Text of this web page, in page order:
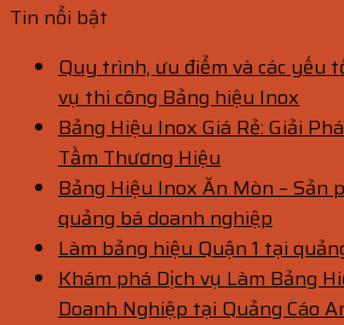
Tin nổi bật
Quy trình, ưu điểm và các yếu
vụ thi công Bảng hiệu Inox
Bảng Hiệu Inox Giá Rẻ: Giải
Tầm Thương Hiệu
Bảng Hiệu Inox Ăn Mòn – Sản
quảng bá doanh nghiệp
Làm bảng hiệu Quận 1 tại
Khám phá Dịch vụ Làm Bảng
Doanh Nghiệp tại Quảng Cáo